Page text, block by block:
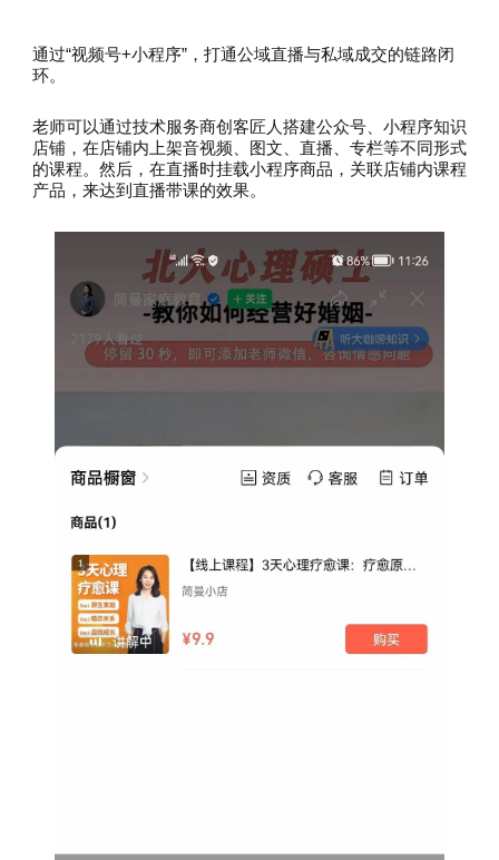
通过“视频号+小程序”，打通公域直播与私域成交的链路闭
环。
老师可以通过技术服务商创客匠人搭建公众号、小程序知识
店铺，在店铺内上架音视频、图文、直播、专栏等不同形式
的课程。然后，在直播时挂载小程序商品，关联店铺内课程
产品，来达到直播带课的效果。